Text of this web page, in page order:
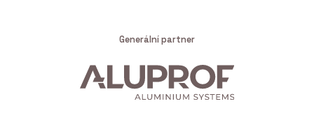
Generální partner